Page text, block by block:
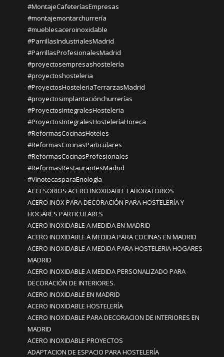
#MontajeCafeteríasEmpresas
#montajemontarchurrería
#mueblesaceroinoxidable
#ParrillasIndustrialesMadrid
#ParrillasProfesionalesMadrid
#proyectosempresashostelería
#proyectoshosteleria
#ProyectosHosteleriaTerrarzasMadrid
#proyectosimplantaciónchurrerías
#ProyectosIntegralesHosteleria
#ProyectosIntegralesHosteleríaHoreca
#ReformasCocinasHoteles
#ReformasCocinasParticulares
#ReformasCocinasProfesionales
#ReformasRestaurantesMadrid
#VinotecasparaEnología
ACCESORIOS ACERO INOXIDABLE LABORATORIOS
ACERO INOX PARA DECORACIÓN PARA HOSTELERÍA Y
HOGARES PARTICULARES
ACERO INOXIDABLE A MEDIDA EN MADRID
ACERO INOXIDABLE A MEDIDA PARA COCINAS EN MADRID
ACERO INOXIDABLE A MEDIDA PARA HOSTELERIA HOGARES
MADRID
ACERO INOXIDABLE A MEDIDA PERSONALIZADO PARA
DECORACIÓN DE INTERIORES.
ACERO INOXIDABLE EN MADRID
ACERO INOXIDABLE HOSTELERÍA
ACERO INOXIDABLE PARA DECORACION DE INTERIORES EN
MADRID
ACERO INOXIDABLE PROYECTOS
ADAPTACION DE ESPACIO PARA HOSTELERÍA